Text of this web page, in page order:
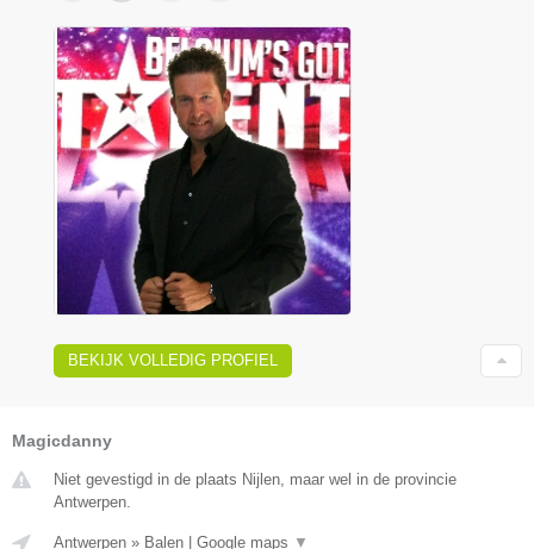
BEKIJK VOLLEDIG PROFIEL
Magicdanny
Niet gevestigd in de plaats Nijlen, maar wel in de provincie
Antwerpen.
Antwerpen » Balen Google maps ▼